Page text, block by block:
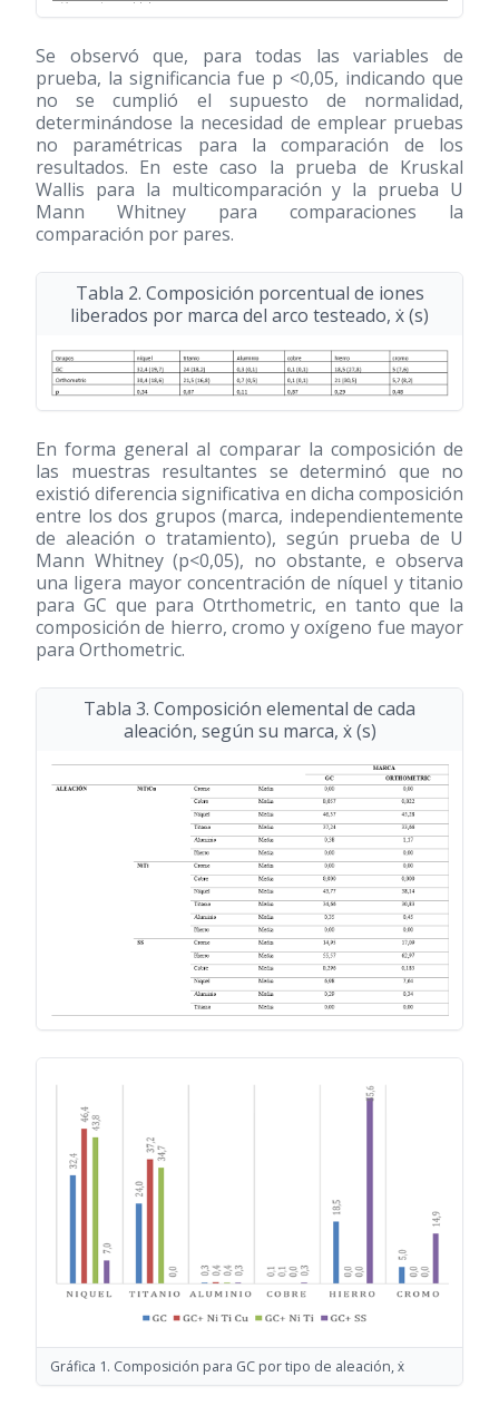
Se observó que, para todas las variables de
prueba, la significancia fue p <0,05, indicando que
no se cumplió el supuesto de normalidad,
determinándose la necesidad de emplear pruebas
no paramétricas para la comparación de los
resultados. En este caso la prueba de Kruskal
Wallis para la multicomparación y la prueba U
Mann Whitney para comparaciones la
comparación por pares.
Tabla 2. Composición porcentual de iones
liberados por marca del arco testeado, ẋ (s)
En forma general al comparar la composición de
las muestras resultantes se determinó que no
existió diferencia significativa en dicha composición
entre los dos grupos (marca, independientemente
de aleación o tratamiento), según prueba de U
Mann Whitney (p<0,05), no obstante, e observa
una ligera mayor concentración de níquel y titanio
para GC que para Otrthometric, en tanto que la
composición de hierro, cromo y oxígeno fue mayor
para Orthometric.
Tabla 3. Composición elemental de cada
aleación, según su marca, ẋ (s)
Gráfica 1. Composición para GC por tipo de aleación, ẋ